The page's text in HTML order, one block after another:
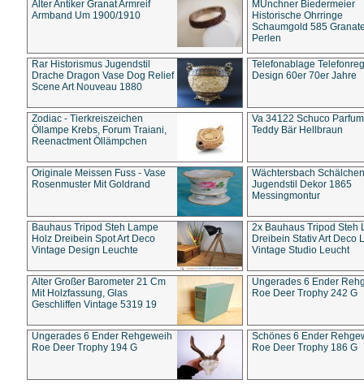
Alter Antiker Granat Armreif
Armband Um 1900/1910
MÜnchner Biedermeier
Historische Ohrringe
Schaumgold 585
Perlen
Rar Historismus Jugendstil
Drache Dragon Vase Dog Relief
Scene Art Nouveau 1880
Telefonablage
Design 60er 70er Jahre
Zodiac - Tierkreiszeichen
Öllampe Krebs, Forum Traiani,
Reenactment Öllämpchen
Va 34122 Schuco
Teddy Bär Hellbraun
Originale Meissen Fuss - Vase
Rosenmuster Mit Goldrand
Wächtersbach Schälchen
Jugendstil Dekor 1865
Messingmontur
Bauhaus Tripod Steh Lampe
Holz Dreibein Spot Art Deco
Vintage Design Leuchte
2x Bauhaus Tripod Steh
Dreibein Stativ Art Deco
Vintage Studio Leucht
Alter Großer Barometer 21 Cm
Mit Holzfassung, Glas
Geschliffen Vintage 5319 19
Ungerades 6 Ender
Roe Deer Trophy 242 G
Ungerades 6 Ender Rehgeweih
Roe Deer Trophy 194 G
Schönes 6 Ender
Roe Deer Trophy 186 G